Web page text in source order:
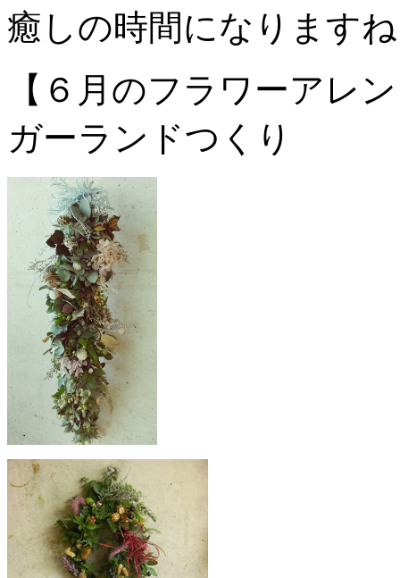
癒しの時間になります
【６月のフラワーアレ
ガーランドつくり